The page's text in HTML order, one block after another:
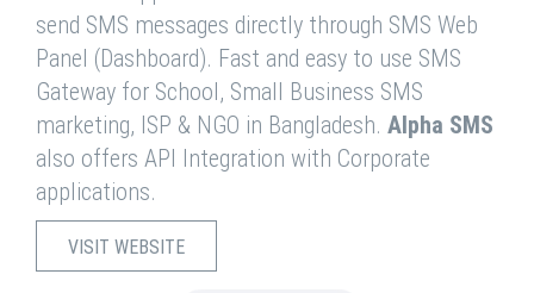
send SMS messages directly through SMS Web
Panel (Dashboard). Fast and easy to use SMS
Gateway for School, Small Business SMS
marketing, ISP & NGO in Bangladesh. Alpha SMS
also offers API Integration with Corporate
applications.
VISIT WEBSITE